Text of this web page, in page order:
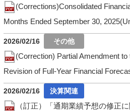
(Corrections)Consolidated
Months Ended September 30,
2026/02/16
(Correction) Partial Amendment to
Revision of Full-Year Financial
2026/02/16
（訂正）「通期業績予想の修正